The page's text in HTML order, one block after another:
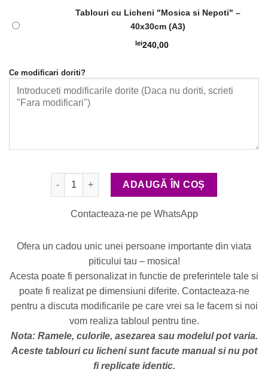
Tablouri cu Licheni "Mosica si Nepoti" –
40x30cm (A3)
lei240,00
Ce modificari doriti?
Cantitate Tablouri cu Licheni "Mosica si Nepoti"
ADAUGĂ ÎN COȘ
Contacteaza-ne pe WhatsApp
Ofera un cadou unic unei persoane importante din viata
piticului tau – mosica!
Acesta poate fi personalizat in functie de preferintele tale si
poate fi realizat pe dimensiuni diferite. Contacteaza-ne
pentru a discuta modificarile pe care vrei sa le facem si noi
vom realiza tabloul pentru tine.
Nota: Ramele, culorile, asezarea sau modelul pot varia.
Aceste tablouri cu licheni sunt facute manual si nu pot
fi replicate identic.